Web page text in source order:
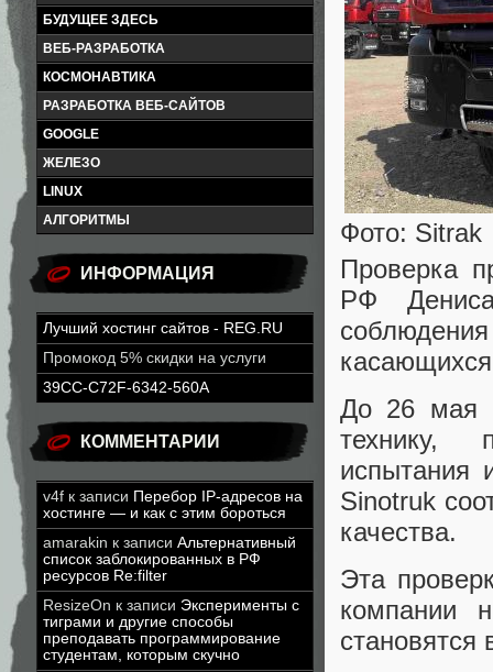
БУДУЩЕЕ ЗДЕСЬ
ВЕБ-РАЗРАБОТКА
КОСМОНАВТИКА
РАЗРАБОТКА ВЕБ-САЙТОВ
GOOGLE
ЖЕЛЕЗО
LINUX
АЛГОРИТМЫ
ИНФОРМАЦИЯ
Лучший хостинг сайтов - REG.RU
Промокод 5% скидки на услуги
39CC-C72F-6342-560A
КОММЕНТАРИИ
v4f к записи Перебор IP-адресов на
хостинге — и как с этим бороться
amarakin к записи Альтернативный
список заблокированных в РФ
ресурсов Re:filter
ResizeOn к записи Эксперименты с
тиграми и другие способы
преподавать программирование
студентам, которым скучно
Фото: Sitrak
Проверка
РФ
До 26 мая
технику,
испытания
Sinotruk
качества.
Эта
компании
становятся